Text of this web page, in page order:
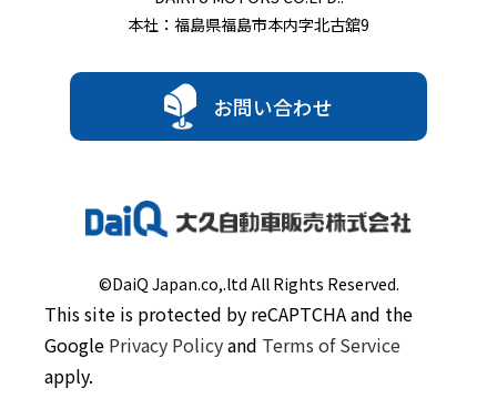
本社：福島県福島市本内字北古舘9
お問い合わせ
©DaiQ Japan.co,.ltd All Rights Reserved.
This site is protected by reCAPTCHA and the
Google Privacy Policyand Terms of Service
apply.